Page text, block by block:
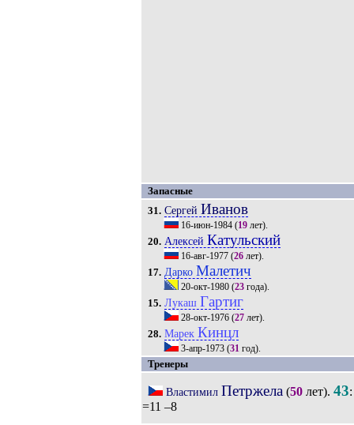
Запасные
31. Сергей Иванов
16-июн-1984(19лет).
20. Алексей Катульский
16-авг-1977(26лет).
17. Дарко Малетич
20-окт-1980(23года).
15. Лукаш Гартиг
28-окт-1976(27лет).
28. Марек Кинцл
3-апр-1973(31год).
Тренеры
Властимил Петржела (50лет). 43
=11 –8